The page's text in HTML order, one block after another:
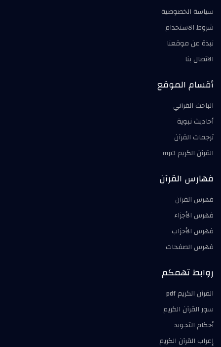
سياسة الخصوصية
شروط الاستخدام
نبذة عن موقعنا
الاتصال بنا
أقسام الموقع
الباحث القرآني
أحاديث نبوية
ترجمات القرآن
القرآن الكريم mp3
فهارس القرآن
فهرس القرآن
فهرس الأجزاء
فهرس الأحزاب
فهرس الصفحات
روابط تهمكم
القرآن الكريم pdf
سور القرآن الكريم
أحكام التجويد
إعراب القرآن الكريم